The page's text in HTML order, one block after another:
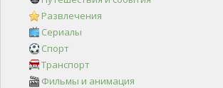
Развлечения
Сериалы
Спорт
Транспорт
Фильмы и анимация